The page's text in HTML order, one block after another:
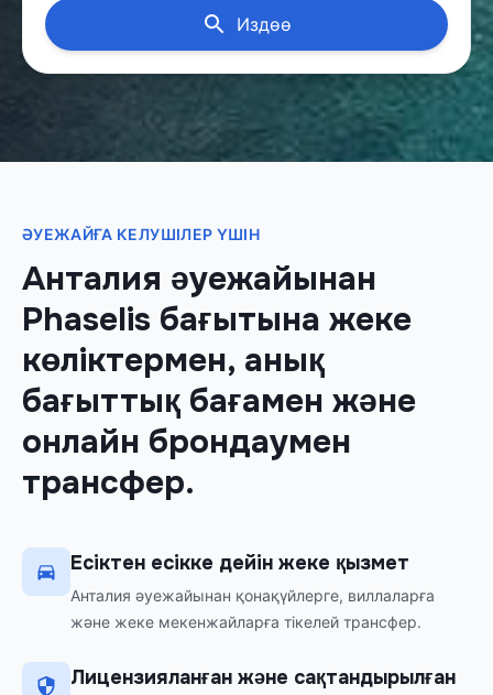
Издөө
ӘУЕЖАЙҒА КЕЛУШІЛЕР ҮШІН
Анталия әуежайынан
Phaselis бағытына жеке
көліктермен, анық
бағыттық бағамен және
онлайн брондаумен
трансфер.
Есіктен есікке дейін жеке қызмет
Анталия әуежайынан қонақүйлерге, виллаларға
және жеке мекенжайларға тікелей трансфер.
Лицензияланған және сақтандырылған